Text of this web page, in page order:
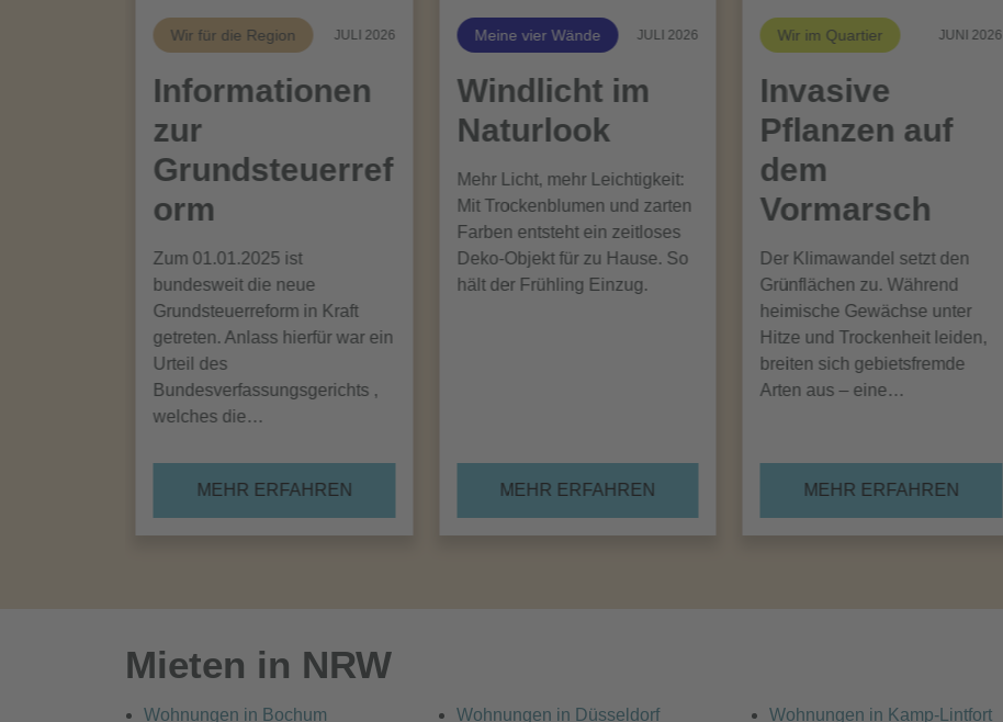
Wir für die Region JULI 2026
Informationen
zur
Grundsteuerref
orm
Zum 01.01.2025 ist
bundesweit die neue
Grundsteuerreform in Kraft
getreten. Anlass hierfür war ein
Urteil des
Bundesverfassungsgerichts ,
welches die…
MEHR ERFAHREN
Meine vier Wände JULI 2026
Windlicht im
Naturlook
Mehr Licht, mehr Leichtigkeit:
Mit Trockenblumen und zarten
Farben entsteht ein zeitloses
Deko-Objekt für zu Hause. So
hält der Frühling Einzug.
MEHR ERFAHREN
Wir im Quartier JUNI 2026
Invasive
Pflanzen auf
dem
Vormarsch
Der Klimawandel setzt den
Grünflächen zu. Während
heimische Gewächse unter
Hitze und Trockenheit leiden,
breiten sich gebietsfremde
Arten aus – eine…
MEHR ERFAHREN
Mieten in NRW
Wohnungen in Bochum Wohnungen in Düsseldorf Wohnungen in Kamp-Lintfort